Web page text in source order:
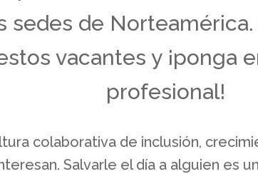
sedes de
vacantes y ¡ponga
profesional!
colaborativa de inclusión,
Salvarle el día a alguien es